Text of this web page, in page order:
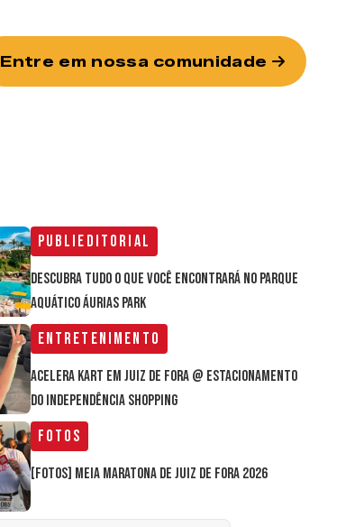
Entre em nossa comunidade
Publieditorial
Descubra tudo o que você encontrará no parque
aquático Áurias Park
Entretenimento
Acelera Kart em Juiz de Fora @ estacionamento
do Independência Shopping
Fotos
[FOTOS] Meia Maratona de Juiz de Fora 2026